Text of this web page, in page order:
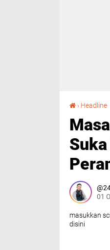
› Headline
01
masukkan
disini